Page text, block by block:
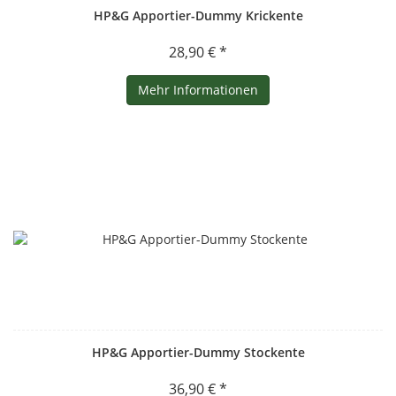
HP&G Apportier-Dummy Krickente
28,90 € *
Mehr Informationen
HP&G Apportier-Dummy Stockente
36,90 € *